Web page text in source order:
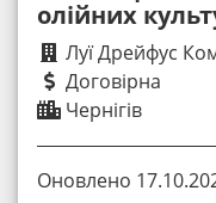
олійних
Луї Дрейфус
Договірна
Чернігів
Оновлено